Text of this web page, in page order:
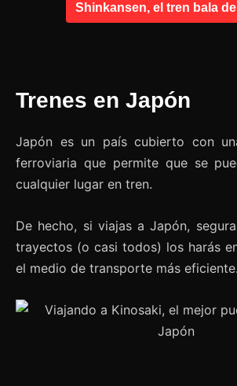
Shinkansen, el tren bala
Trenes en Japón
Japón es un país cubierto con
ferroviaria que permite que se
cualquier lugar en tren.
De hecho, si viajas a Japón,
trayectos (o casi todos) los harás
el medio de transporte más eficiente.